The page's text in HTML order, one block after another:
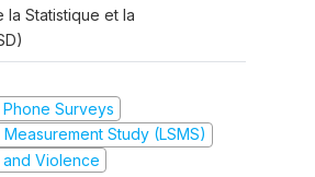
la Statistique et la
Surveys
Study (LSMS)
Violence